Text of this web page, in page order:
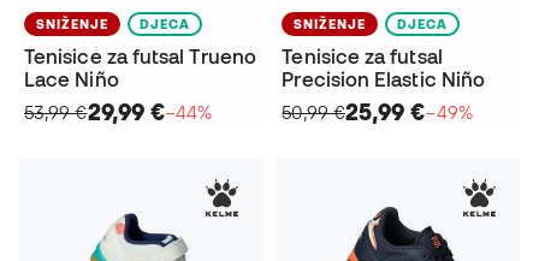
SNIŽENJE DJECA
Tenisice za futsal Trueno
Lace Niño
53,99 €29,99 €−44%
SNIŽENJE DJECA
Tenisice za futsal
Precision Elastic Niño
50,99 €25,99 €−49%